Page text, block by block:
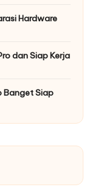
Hardware
dan Siap Kerja
Banget Siap